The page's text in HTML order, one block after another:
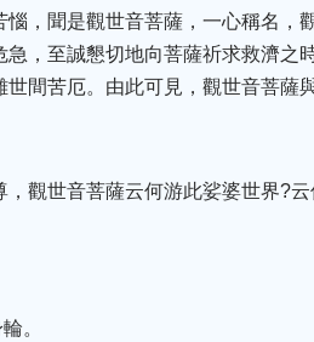
，聞是觀世音菩薩，一心稱名，
，至誠懇切地向菩薩祈求救濟之
間苦厄。由此可見，觀世音菩薩
，觀世音菩薩云何游此娑婆世界?
。